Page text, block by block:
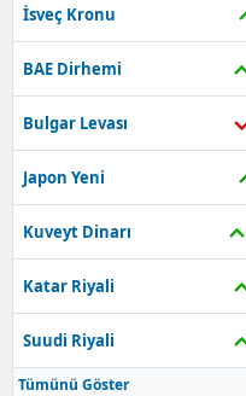
İsveç Kronu
BAE Dirhemi
Bulgar Levası
Japon Yeni
Kuveyt Dinarı
Katar Riyali
Suudi Riyali
Tümünü Göster